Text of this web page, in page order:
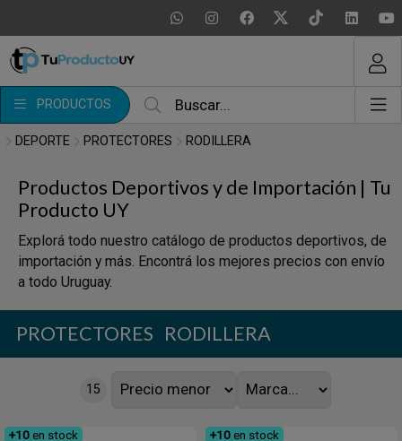
PRODUCTOS
MI COMPRA
DEPORTE PROTECTORES RODILLERA
Productos Deportivos y de Importación | Tu
Producto UY
Explorá todo nuestro catálogo de productos deportivos, de
importación y más. Encontrá los mejores precios con envío
a todo Uruguay.
PROTECTORES RODILLERA
15
+10 en stock
+10 en stock